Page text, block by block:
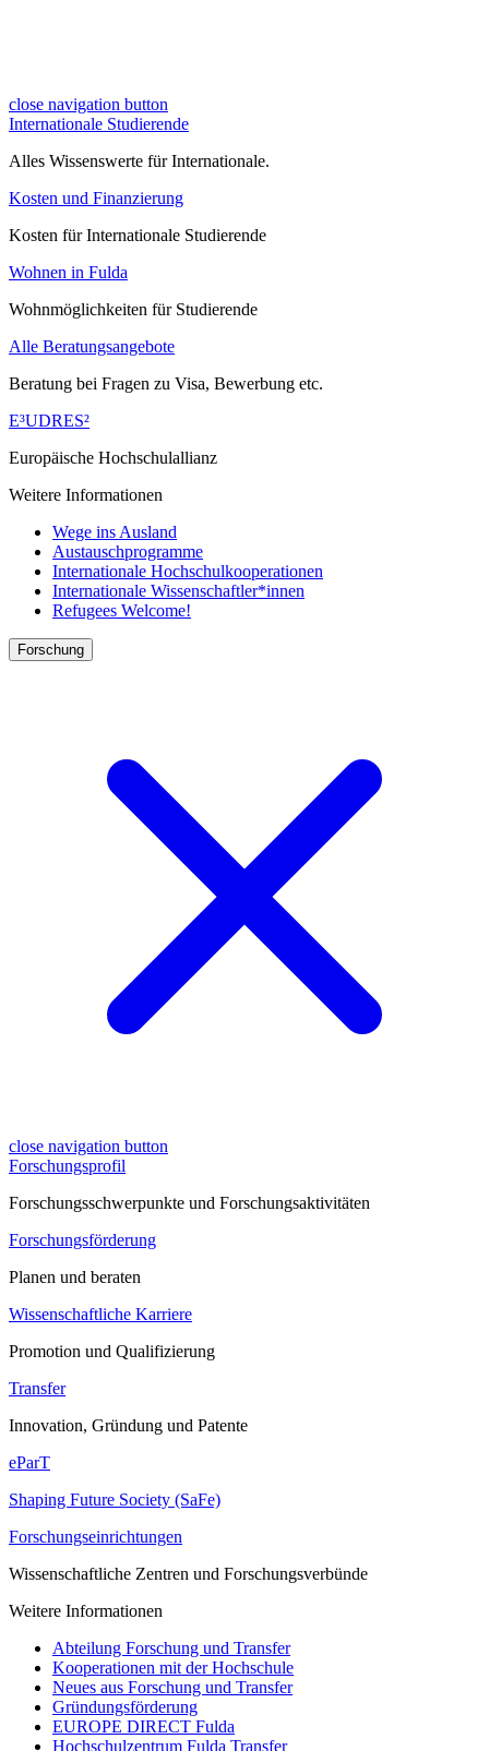
close navigation button
Internationale Studierende
Alles Wissenswerte für Internationale.
Kosten und Finanzierung
Kosten für Internationale Studierende
Wohnen in Fulda
Wohnmöglichkeiten für Studierende
Alle Beratungsangebote
Beratung bei Fragen zu Visa, Bewerbung etc.
E³UDRES²
Europäische Hochschulallianz
Weitere Informationen
Wege ins Ausland
Austauschprogramme
Internationale Hochschulkooperationen
Internationale Wissenschaftler*innen
Refugees Welcome!
Forschung
close navigation button
Forschungsprofil
Forschungsschwerpunkte und Forschungsaktivitäten
Forschungsförderung
Planen und beraten
Wissenschaftliche Karriere
Promotion und Qualifizierung
Transfer
Innovation, Gründung und Patente
eParT
Shaping Future Society (SaFe)
Forschungseinrichtungen
Wissenschaftliche Zentren und Forschungsverbünde
Weitere Informationen
Abteilung Forschung und Transfer
Kooperationen mit der Hochschule
Neues aus Forschung und Transfer
Gründungsförderung
EUROPE DIRECT Fulda
Hochschulzentrum Fulda Transfer